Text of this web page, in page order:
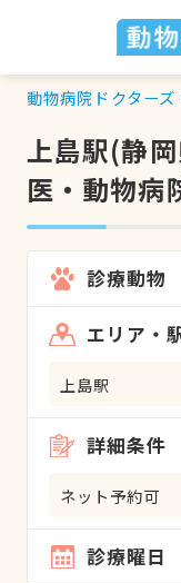
動物病院ドクター
上島駅(静
医・動物病
診療動物
エリア・
上島駅
詳細条件
ネット予約可
診療曜日